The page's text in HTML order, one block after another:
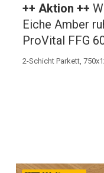
++ Aktion ++
Eiche Amber
ProVital FFG
2-Schicht Parkett,